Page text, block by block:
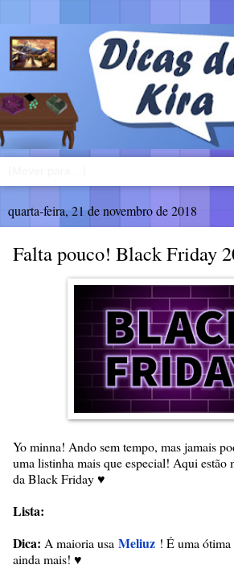
quarta-feira, 21 de novembro de 2018
Falta pouco! Black Friday
Yo minna! Ando sem tempo, mas jamais
uma listinha mais que especial! Aqui estão
da Black Friday ♥
Lista:
Dica: A maioria usa Meliuz ! É uma
ainda mais! ♥